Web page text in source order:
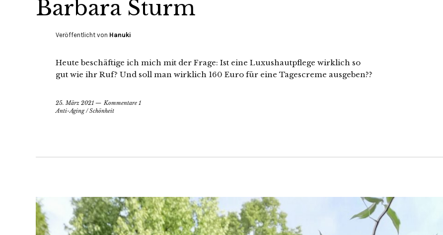
Barbara Sturm
Veröffentlicht von Hanuki
Heute beschäftige ich mich mit der Frage: Ist eine Luxushautpflege wirklich so
gut wie ihr Ruf? Und soll man wirklich 160 Euro für eine Tagescreme ausgeben??
25. März 2021
Kommentare 1
Anti-Aging/Schönheit